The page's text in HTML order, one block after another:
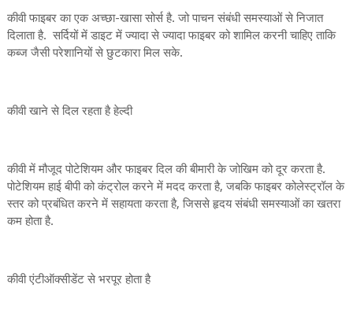
कीवी फाइबर का एक अच्छा-खासा सोर्स है. जो पाचन संबंधी समस्याओं से निजात
दिलाता है. सर्दियों में डाइट में ज्यादा से ज्यादा फाइबर को शामिल करनी चाहिए ताकि
कब्ज जैसी परेशानियों से छुटकारा मिल सके.
कीवी खाने से दिल रहता है हेल्दी
कीवी में मौजूद पोटेशियम और फाइबर दिल की बीमारी के जोखिम को दूर करता है.
पोटेशियम हाई बीपी को कंट्रोल करने में मदद करता है, जबकि फाइबर कोलेस्ट्रॉल के
स्तर को प्रबंधित करने में सहायता करता है, जिससे हृदय संबंधी समस्याओं का खतरा
कम होता है.
कीवी एंटीऑक्सीडेंट से भरपूर होता है